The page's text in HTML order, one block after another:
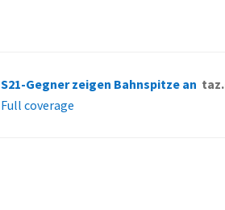
S21-Gegner zeigen Bahnspitze an
Full coverage